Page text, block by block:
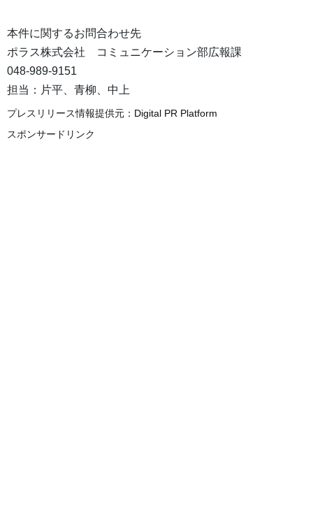
本件に関するお問合わせ先
ポラス株式会社 コミュニケーション部広報課
048-989-9151
担当：片平、青柳、中上
プレスリリース情報提供元： Digital PR Platform
スポンサードリンク